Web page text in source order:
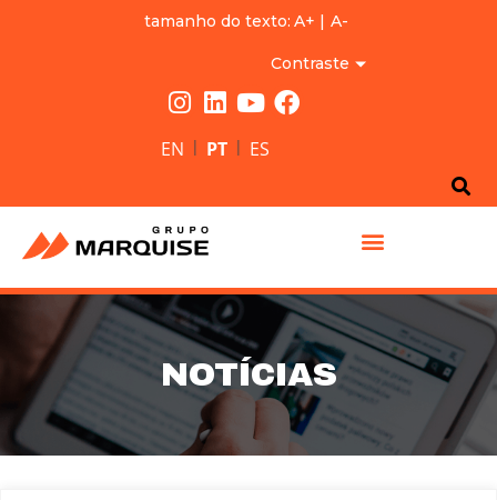
tamanho do texto: A+ | A-
Contraste
EN | PT | ES
NOTÍCIAS